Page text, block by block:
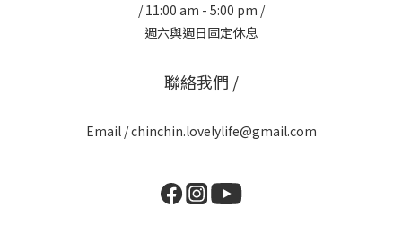
/ 11:00 am - 5:00 pm /
週六與週日固定休息
聯絡我們 /
Email / chinchin.lovelylife@gmail.com